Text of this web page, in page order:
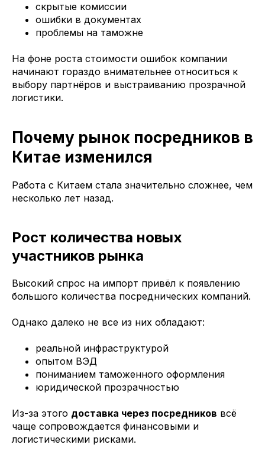
скрытые комиссии
ошибки в документах
проблемы на таможне
На фоне роста стоимости ошибок компании
начинают гораздо внимательнее относиться к
выбору партнёров и выстраиванию прозрачной
логистики.
Почему рынок посредников в
Китае изменился
Работа с Китаем стала значительно сложнее, чем
несколько лет назад.
Рост количества новых
участников рынка
Высокий спрос на импорт привёл к появлению
большого количества посреднических компаний.
Однако далеко не все из них обладают:
реальной инфраструктурой
опытом ВЭД
пониманием таможенного оформления
юридической прозрачностью
Из-за этого доставка через посредников всё
чаще сопровождается финансовыми и
логистическими рисками.